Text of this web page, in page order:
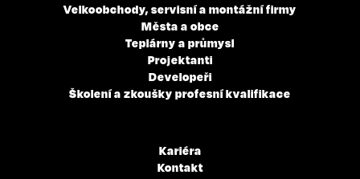
Velkoobchody, servisní a montážní firmy
Města a obce
Teplárny a průmysl
Projektanti
Developeři
Školení a zkoušky profesní kvalifikace
Kariéra
Kontakt